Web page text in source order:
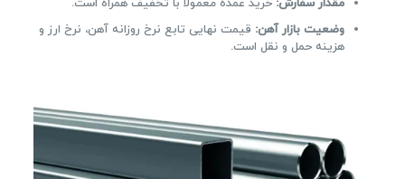
مقدار سفارش: خرید عمده معمولاً با تخفیف همراه است.
وضعیت بازار آهن: قیمت نهایی تابع نرخ روزانه آهن، نرخ ارز و
هزینه حمل و نقل است.